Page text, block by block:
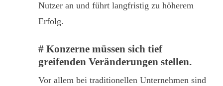
Nutzer an und führt langfristig zu höherem
Erfolg.
# Konzerne müssen sich tief
greifenden Veränderungen stellen.
Vor allem bei traditionellen Unternehmen sind